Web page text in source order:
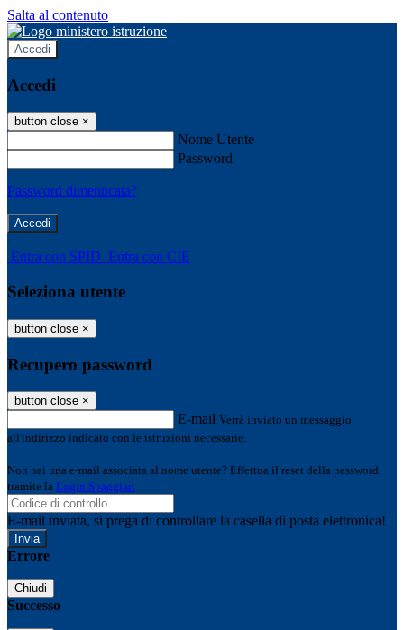
Salta al contenuto
Accedi
Accedi
button close ×
Nome Utente
Password
Password dimenticata?
-
Entra con SPID Entra con CIE
Seleziona utente
button close ×
Recupero password
button close ×
E-mail Verrà inviato un messaggio
all'indirizzo indicato con le istruzioni necessarie.
Non hai una e-mail associata al nome utente? Effettua il reset della password
tramite la Login Spaggiari
E-mail inviata, si prega di controllare la casella di posta elettronica!
Errore
Chiudi
Successo